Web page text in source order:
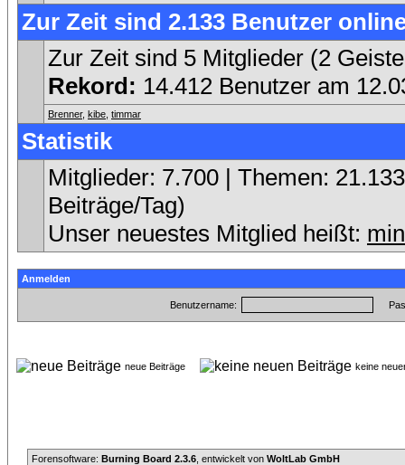
Zur Zeit sind 2.133 Benutzer
Zur Zeit sind 5 Mitglieder (2
Rekord: 14.412 Benutzer am
Brenner, kibe timmar
Statistik
Mitglieder: 7.700 | Themen:
Beiträge/Tag)
Unser neuestes Mitglied heißt:
Anmelden
Benutzername:
neue Beiträge keine
Forensoftware: Burning Board 2.3.6 , entwickelt von WoltLab GmbH